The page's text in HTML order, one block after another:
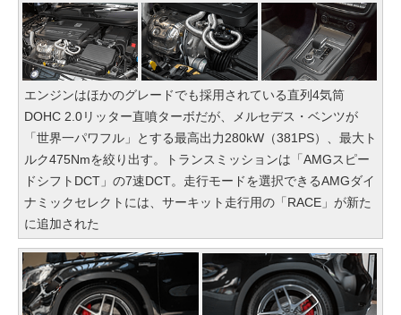
エンジンはほかのグレードでも採用されている直列4気筒
DOHC 2.0リッター直噴ターボだが、メルセデス・ベンツが
「世界一パワフル」とする最高出力280kW（381PS）、最大ト
ルク475Nmを絞り出す。トランスミッションは「AMGスピー
ドシフトDCT」の7速DCT。走行モードを選択できるAMGダイ
ナミックセレクトには、サーキット走行用の「RACE」が新た
に追加された